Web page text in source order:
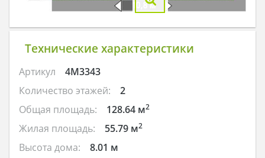
Технические характеристики
Артикул
4M3343
Количество этажей:
2
Общая площадь:
128.64 м2
Жилая площадь: 55.79 м2
Высота дома: 8.01 м